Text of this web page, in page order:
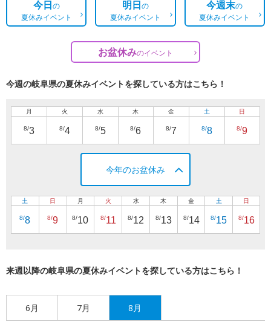
今日の
夏休みイベント
明日の
夏休みイベント
今週末の
夏休みイベント
お盆休みのイベント
今週の岐阜県の夏休みイベントを探している方はこちら！
月
8/3
火
8/4
水
8/5
木
8/6
金
8/7
土
8/8
日
8/9
今年のお盆休み
土
8/8
日
8/9
月
8/10
火
8/11
水
8/12
木
8/13
金
8/14
土
8/15
日
8/16
来週以降の岐阜県の夏休みイベントを探している方はこちら！
6月 7月 8月